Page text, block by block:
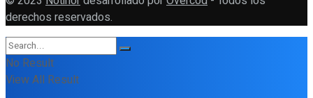
derechos reservados.
No Result
View All Result